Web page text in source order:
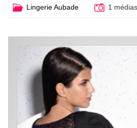
Lingerie Aubade 1 médias